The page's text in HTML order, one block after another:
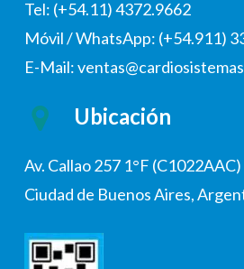
Tel: (+54.11) 4372.9662
Móvil / WhatsApp: (+54.911)
E-Mail:
Ubicación
Av. Callao 257 1°F (C1022AAC)
Ciudad de Buenos Aires,